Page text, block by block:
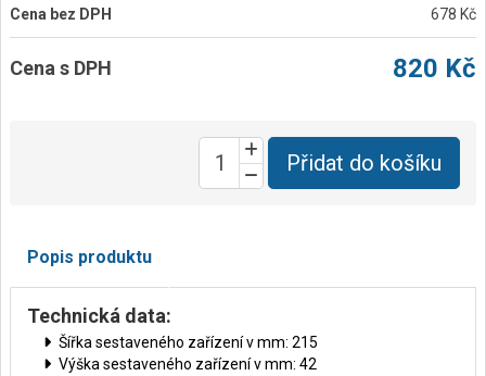
Cena bez DPH 678 Kč
Cena s DPH 820 Kč
Přidat do košíku
Popis produktu
Technická data:
Šířka sestaveného zařízení v mm: 215
Výška sestaveného zařízení v mm: 42